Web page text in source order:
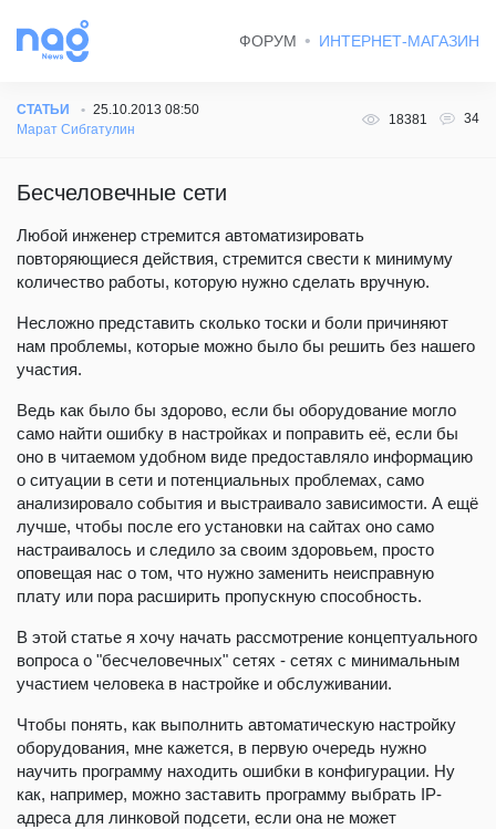
ФОРУМ ИНТЕРНЕТ-МАГАЗИН
СТАТЬИ
25.10.2013 08:50
Марат Сибгатулин
18381 34
Бесчеловечные сети
Любой инженер стремится автоматизировать
повторяющиеся действия, стремится свести к минимуму
количество работы, которую нужно сделать вручную.
Несложно представить сколько тоски и боли причиняют
нам проблемы, которые можно было бы решить без нашего
участия.
Ведь как было бы здорово, если бы оборудование могло
само найти ошибку в настройках и поправить её, если бы
оно в читаемом удобном виде предоставляло информацию
о ситуации в сети и потенциальных проблемах, само
анализировало события и выстраивало зависимости. А ещё
лучше, чтобы после его установки на сайтах оно само
настраивалось и следило за своим здоровьем, просто
оповещая нас о том, что нужно заменить неисправную
плату или пора расширить пропускную способность.
В этой статье я хочу начать рассмотрение концептуального
вопроса о "бесчеловечных" сетях - сетях с минимальным
участием человека в настройке и обслуживании.
Чтобы понять, как выполнить автоматическую настройку
оборудования, мне кажется, в первую очередь нужно
научить программу находить ошибки в конфигурации. Ну
как, например, можно заставить программу выбрать IP-
адреса для линковой подсети, если она не может